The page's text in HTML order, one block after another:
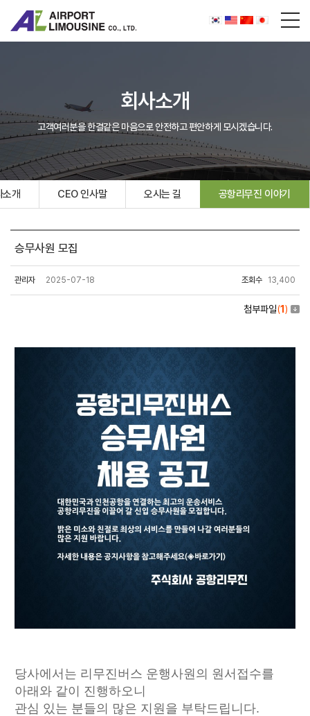
회사소개
고객여러분을 한결같은 마음으로 안전하고 편안하게 모시겠습니다.
소개 CEO 인사말 오시는 길 공항리무진 이야기
승무사원 모집
관리자 2025-07-18 조회수 13,400
첨부파일(1 )
당사에서는 리무진버스 운행사원의 원서접수를
아래와 같이 진행하오니
관심 있는 분들의 많은 지원을 부탁드립니다.